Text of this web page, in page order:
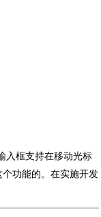
入框支持在移动光标
功能的。在实施开发